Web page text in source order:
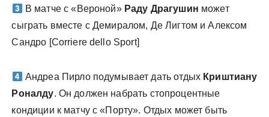
В матче с «Вероной» Раду Драгушин может
сыграть вместе с Демиралом, Де Лигтом и Алексом
Сандро [Corriere dello Sport]
Андреа Пирло подумывает дать отдых Криштиану
Роналду. Он должен набрать стопроцентные
кондиции к матчу с «Порту». Отдых может быть